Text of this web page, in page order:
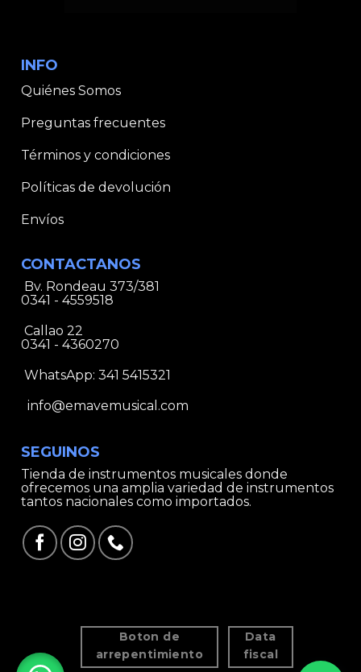
INFO
Quiénes Somos
Preguntas frecuentes
Términos y condiciones
Políticas de devolución
Envíos
CONTACTANOS
Bv. Rondeau 373/381
0341 - 4559518
Callao 22
0341 - 4360270
WhatsApp: 341 5415321
info@emavemusical.com
SEGUINOS
Tienda de instrumentos musicales donde
ofrecemos una amplia variedad de instrumentos
tantos nacionales como importados.
Boton de
arrepentimiento
Data
fiscal